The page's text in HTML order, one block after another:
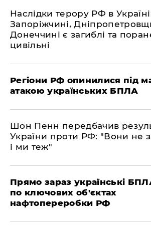
Наслідки терору РФ в
Запоріжчині,
Донеччині є загиблі та
цивільні
Регіони РФ опинилися під
атакою українських БПЛА
Шон Пенн передбачив
України проти РФ: "Вони не
і ми теж"
Прямо зараз українські
по ключових об'єктах
нафтопереробки РФ